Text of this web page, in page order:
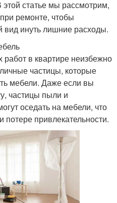
статье мы рассмотрим,
ремонте, чтобы
вид инуть лишние расходы.
в квартире неизбежно
частицы, которые
мебели. Даже если вы
частицы пыли и
оседать на мебели, что
потере привлекательности.